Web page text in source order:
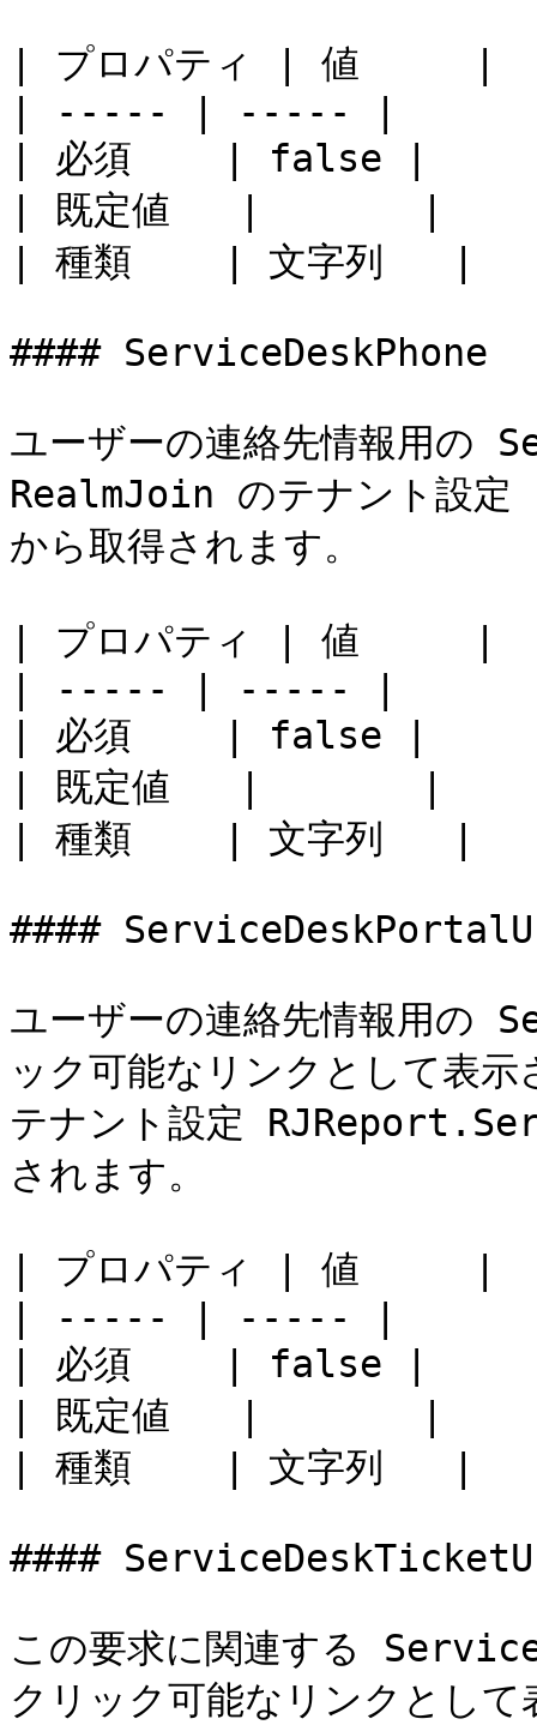
| プロパティ | 値     |
| ----- | ----- |
| 必須    | false |
| 既定値   |       |
| 種類    | 文字列   |
#### ServiceDeskPhone
ユーザーの連絡先情報用の
RealmJoin のテナント設
から取得されます。
| プロパティ | 値     |
| ----- | ----- |
| 必須    | false |
| 既定値   |       |
| 種類    | 文字列   |
####
ユーザーの連絡先情報用の
ック可能なリンクとして表
テナント設定
されます。
| プロパティ | 値     |
| ----- | ----- |
| 必須    | false |
| 既定値   |       |
| 種類    | 文字列   |
####
この要求に関連する
クリック可能なリンクとし